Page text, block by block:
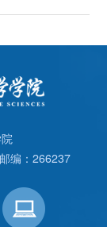
编：266237